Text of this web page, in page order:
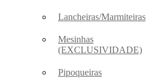
Lancheiras/Marmiteiras
Mesinhas
(EXCLUSIVIDADE)
Pipoqueiras